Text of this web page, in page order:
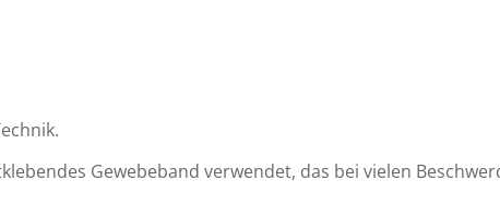
Gewebeband verwendet, das bei vielen